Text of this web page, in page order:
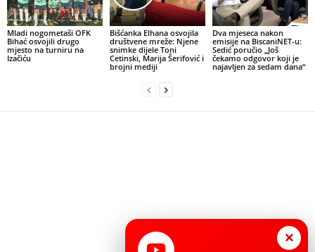
Mladi nogometaši OFK
Bihać osvojili drugo
mjesto na turniru na
Izačiću
Bišćanka Elhana osvojila
društvene mreže: Njene
snimke dijele Toni
Cetinski, Marija Šerifović i
brojni mediji
Dva mjeseca nakon
emisije na BiscaniNET-u:
Sedić poručio „Još
čekamo odgovor koji je
najavljen za sedam dana“
×